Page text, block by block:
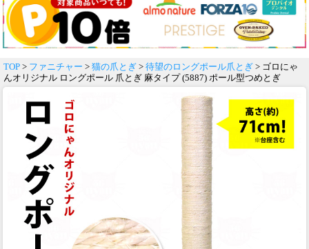
TOP > ファニチャー > 猫の爪とぎ > 待望のロングポール爪とぎ > ゴロにゃ
んオリジナル ロングポール 爪とぎ 麻タイプ (5887) ポール型つめとぎ